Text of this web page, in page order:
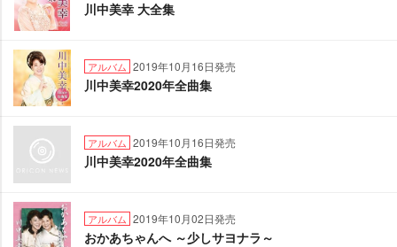
川中美幸 大全集
アルバム 2019年10月16日発売
川中美幸2020年全曲集
アルバム 2019年10月16日発売
川中美幸2020年全曲集
アルバム 2019年10月02日発売
おかあちゃんへ ～少しサヨナラ～